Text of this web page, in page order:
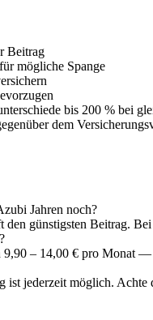
Beitrag
mögliche Spange
bis 200 % bei
dem
Jahren noch?
günstigsten Beitrag.
– 14,00 € pro Monat
jederzeit möglich. Achte